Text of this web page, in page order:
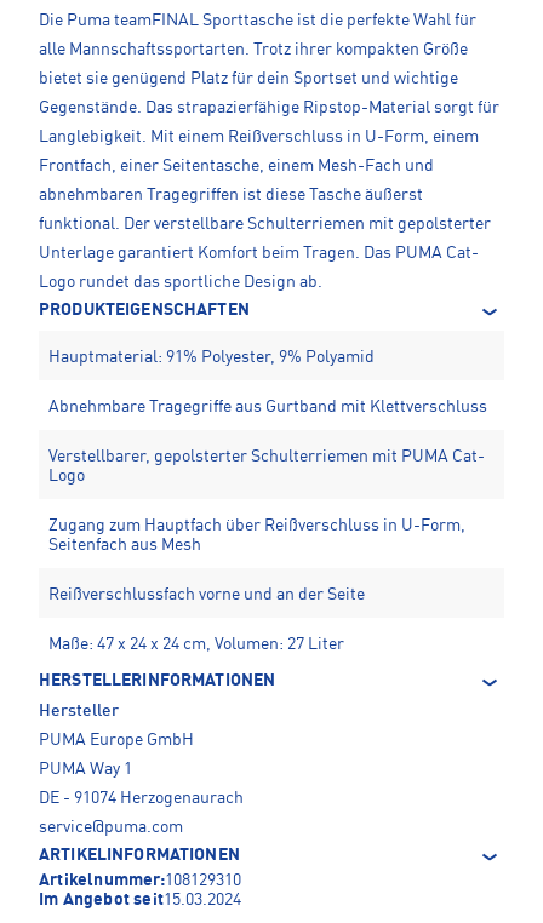
Die Puma teamFINAL Sporttasche ist die perfekte Wahl für
alle Mannschaftssportarten. Trotz ihrer kompakten Größe
bietet sie genügend Platz für dein Sportset und wichtige
Gegenstände. Das strapazierfähige Ripstop-Material sorgt für
Langlebigkeit. Mit einem Reißverschluss in U-Form, einem
Frontfach, einer Seitentasche, einem Mesh-Fach und
abnehmbaren Tragegriffen ist diese Tasche äußerst
funktional. Der verstellbare Schulterriemen mit gepolsterter
Unterlage garantiert Komfort beim Tragen. Das PUMA Cat-
Logo rundet das sportliche Design ab.
PRODUKTEIGENSCHAFTEN
Hauptmaterial: 91% Polyester, 9% Polyamid
Abnehmbare Tragegriffe aus Gurtband mit Klettverschluss
Verstellbarer, gepolsterter Schulterriemen mit PUMA Cat-
Logo
Zugang zum Hauptfach über Reißverschluss in U-Form,
Seitenfach aus Mesh
Reißverschlussfach vorne und an der Seite
Maße: 47 x 24 x 24 cm, Volumen: 27 Liter
HERSTELLERINFORMATIONEN
Hersteller
PUMA Europe GmbH
PUMA Way 1
DE - 91074 Herzogenaurach
service@puma.com
ARTIKELINFORMATIONEN
Artikelnummer:108129310
Im Angebot seit15.03.2024